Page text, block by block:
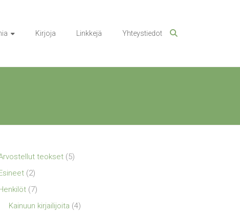
Kirjoja Linkkejä Yhteystiedot
teokset (5)
(2)
(7)
Kainuun kirjailijoita (4)